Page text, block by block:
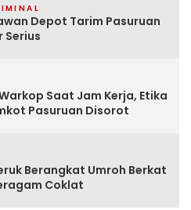
Depot Tarim Pasuruan
Serius
Saat Jam Kerja, Etika
Pasuruan Disorot
Berangkat Umroh Berkat
Coklat